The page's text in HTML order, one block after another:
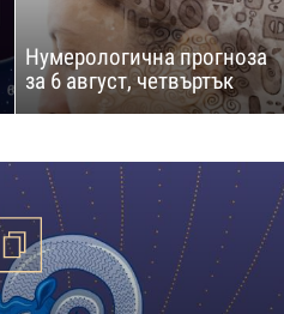
Нумерологична прогноза
за 6 август, четвъртък